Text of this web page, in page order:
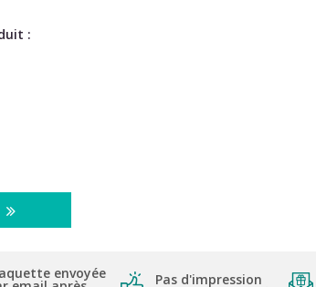
:
envoyée Pas d'impression